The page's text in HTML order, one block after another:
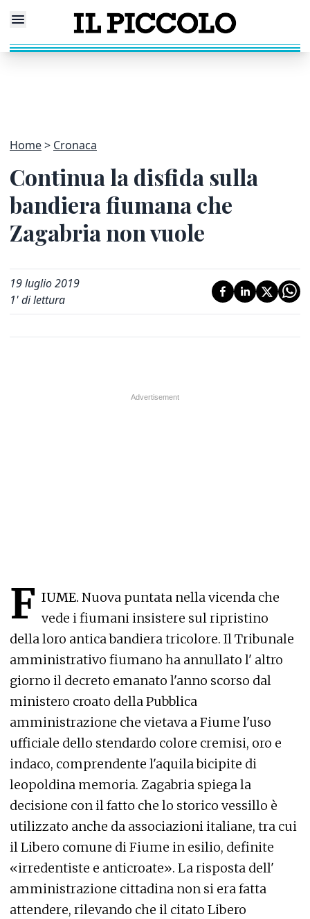
Home Cronaca
Continua la disfida sulla
bandiera fiumana che
Zagabria non vuole
19 luglio 2019
1' di lettura
F IUME. Nuova puntata nella vicenda che
vede i fiumani insistere sul ripristino
della loro antica bandiera tricolore. Il Tribunale
amministrativo fiumano ha annullato l' altro
giorno il decreto emanato l'anno scorso dal
ministero croato della Pubblica
amministrazione che vietava a Fiume l'uso
ufficiale dello stendardo colore cremisi, oro e
indaco, comprendente l'aquila bicipite di
leopoldina memoria. Zagabria spiega la
decisione con il fatto che lo storico vessillo è
utilizzato anche da associazioni italiane, tra cui
il Libero comune di Fiume in esilio, definite
«irredentiste e anticroate». La risposta dell'
amministrazione cittadina non si era fatta
attendere, rilevando che il citato Libero